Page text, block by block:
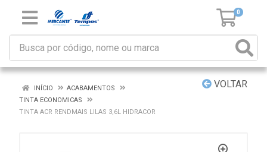
0
VOLTAR
INÍCIO
ACABAMENTOS
TINTA ECONOMICAS
TINTA ACR RENDMAIS LILAS 3,6L HIDRACOR